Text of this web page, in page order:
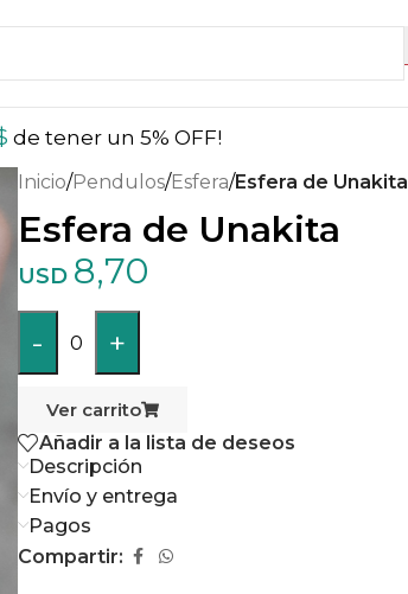
de tener un 5% OFF!
Inicio/Pendulos/Esfera/Esfera de Unakita
Esfera de Unakita
USD 8,70
- 0 +
Ver carrito
Añadir a la lista de deseos
Descripción
Envío y entrega
Pagos
Compartir: